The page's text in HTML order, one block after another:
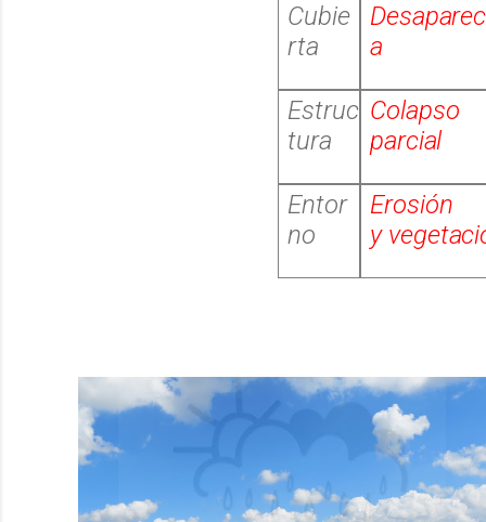
Cubie
rta
a
Estruc
tura
Colapso
parcial
Entor
no
Erosión
y